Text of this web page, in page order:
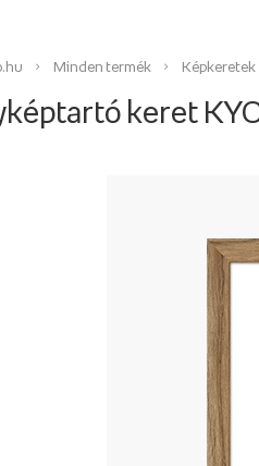
Minden termék Képkeretek
keret